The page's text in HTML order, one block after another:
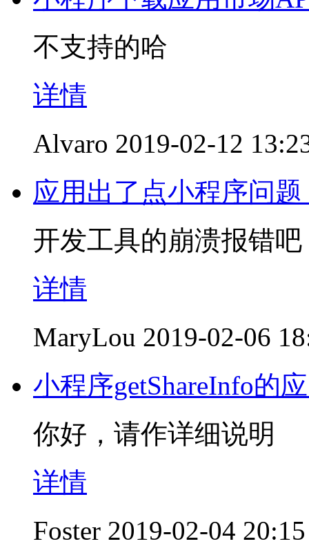
不支持的哈
详情
Alvaro 2019-02-12
应用出了点小程序问
开发工具的崩溃报错
详情
MaryLou 2019-02-06
小程序getShareInfo的
你好，请作详细说明
详情
Foster 2019-02-04 20:15